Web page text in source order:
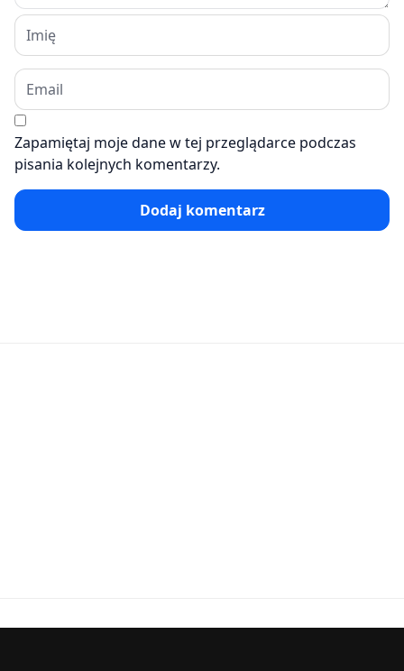
Zapamiętaj moje dane w tej przeglądarce podczas
pisania kolejnych komentarzy.
Dodaj komentarz